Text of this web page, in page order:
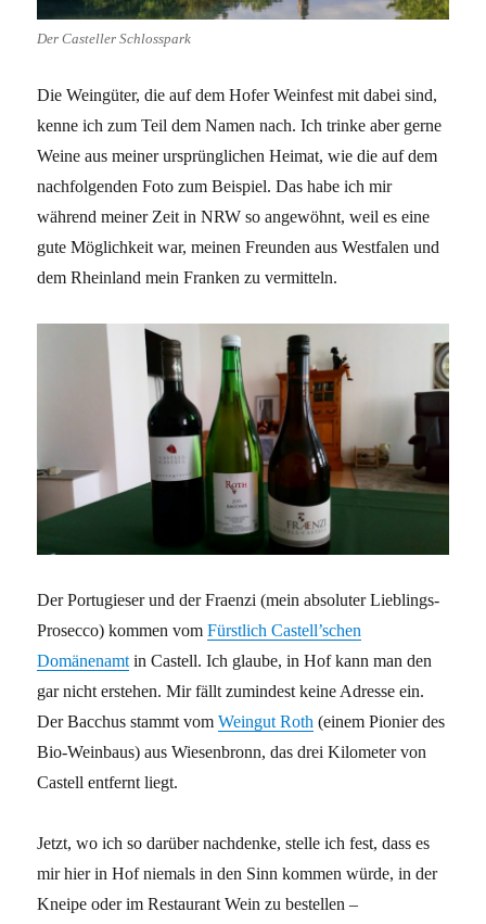
Der Casteller Schlosspark
Die Weingüter, die auf dem Hofer Weinfest mit dabei sind,
kenne ich zum Teil dem Namen nach. Ich trinke aber gerne
Weine aus meiner ursprünglichen Heimat, wie die auf dem
nachfolgenden Foto zum Beispiel. Das habe ich mir
während meiner Zeit in NRW so angewöhnt, weil es eine
gute Möglichkeit war, meinen Freunden aus Westfalen und
dem Rheinland mein Franken zu vermitteln.
Der Portugieser und der Fraenzi (mein absoluter Lieblings-
Prosecco) kommen vomFürstlich Castell’schen
Domänenamtin Castell. Ich glaube, in Hof kann man den
gar nicht erstehen. Mir fällt zumindest keine Adresse ein.
Der Bacchus stammt vomWeingut Roth (einem Pionier des
Bio-Weinbaus) aus Wiesenbronn, das drei Kilometer von
Castell entfernt liegt.
Jetzt, wo ich so darüber nachdenke, stelle ich fest, dass es
mir hier in Hof niemals in den Sinn kommen würde, in der
Kneipe oder im Restaurant Wein zu bestellen –